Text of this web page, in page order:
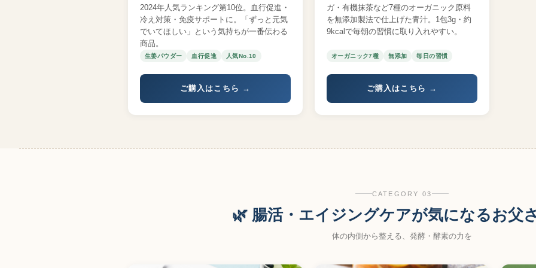
2024年人気ランキング第10位。血行促進・
冷え対策・免疫サポートに。「ずっと元気
でいてほしい」という気持ちが一番伝わる
商品。
生姜パウダー 血行促進 人気No.10
ご購入はこちら →
ガ・有機抹茶など7種のオーガニック原料
を無添加製法で仕上げた青汁。1包3g・約
9kcalで毎朝の習慣に取り入れやすい。
オーガニック7種 無添加 毎日の習慣
ご購入はこちら →
CATEGORY 03
🌿 腸活・エイジングケアが気になるお父
体の内側から整える、発酵・酵素の力を